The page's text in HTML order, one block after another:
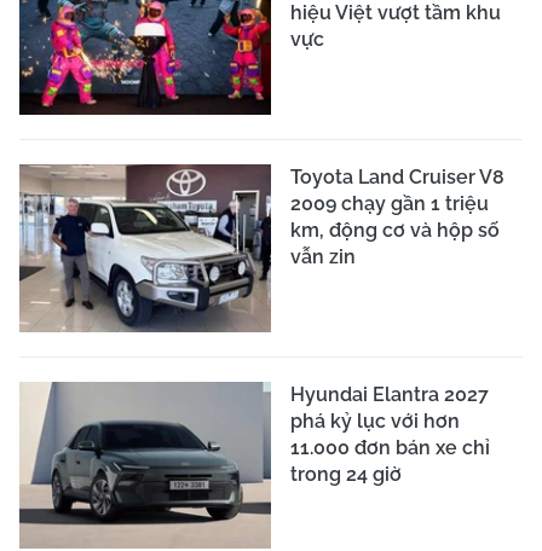
hiệu Việt vượt tầm khu
vực
Toyota Land Cruiser V8
2009 chạy gần 1 triệu
km, động cơ và hộp số
vẫn zin
Hyundai Elantra 2027
phá kỷ lục với hơn
11.000 đơn bán xe chỉ
trong 24 giờ